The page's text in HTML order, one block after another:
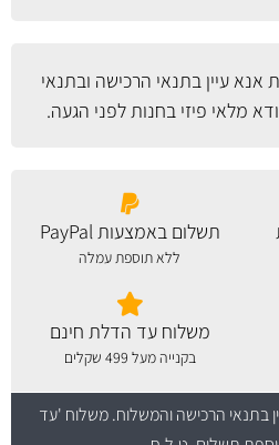
אנא עייןבתנאי הרכישה ובתנאי
מלאי פיזי בחנות לפני הגעה.
תשלום באמצעות PayPal
ללא תוספת עמלה
משלוח עד הדלת חינם
בקנייה מעל 499 שקלים
בתנאי הרכישה והמשלוח. משלוח 'עד